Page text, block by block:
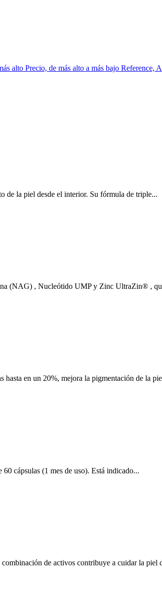
alto Precio, de más alto a más bajo Reference,
la piel desde el interior. Su fórmula de triple...
(NAG) , Nucleótido UMP y Zinc UltraZin® ,
hasta en un 20%, mejora la pigmentación de la
cápsulas (1 mes de uso). Está indicado...
de activos contribuye a cuidar la piel